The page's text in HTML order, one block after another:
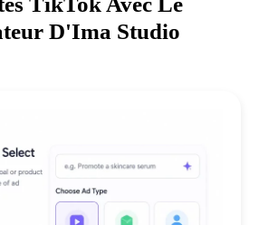
D'Ima Studio